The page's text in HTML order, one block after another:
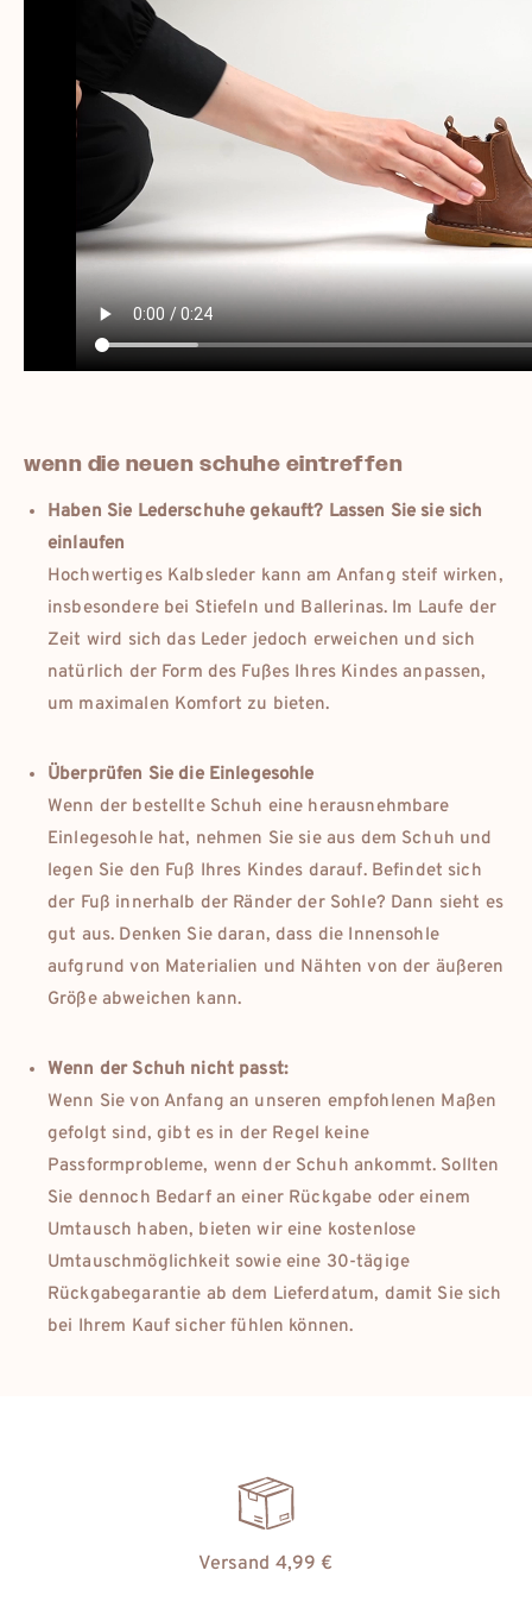
wenn die neuen schuhe eintreffen
Haben Sie Lederschuhe gekauft? Lassen Sie sie sich
einlaufen
Hochwertiges Kalbsleder kann am Anfang steif wirken,
insbesondere bei Stiefeln und Ballerinas. Im Laufe der
Zeit wird sich das Leder jedoch erweichen und sich
natürlich der Form des Fußes Ihres Kindes anpassen,
um maximalen Komfort zu bieten.
Überprüfen Sie die Einlegesohle
Wenn der bestellte Schuh eine herausnehmbare
Einlegesohle hat, nehmen Sie sie aus dem Schuh und
legen Sie den Fuß Ihres Kindes darauf. Befindet sich
der Fuß innerhalb der Ränder der Sohle? Dann sieht es
gut aus. Denken Sie daran, dass die Innensohle
aufgrund von Materialien und Nähten von der äußeren
Größe abweichen kann.
Wenn der Schuh nicht passt:
Wenn Sie von Anfang an unseren empfohlenen Maßen
gefolgt sind, gibt es in der Regel keine
Passformprobleme, wenn der Schuh ankommt. Sollten
Sie dennoch Bedarf an einer Rückgabe oder einem
Umtausch haben, bieten wir eine kostenlose
Umtauschmöglichkeit sowie eine 30-tägige
Rückgabegarantie ab dem Lieferdatum, damit Sie sich
bei Ihrem Kauf sicher fühlen können.
Versand 4,99 €